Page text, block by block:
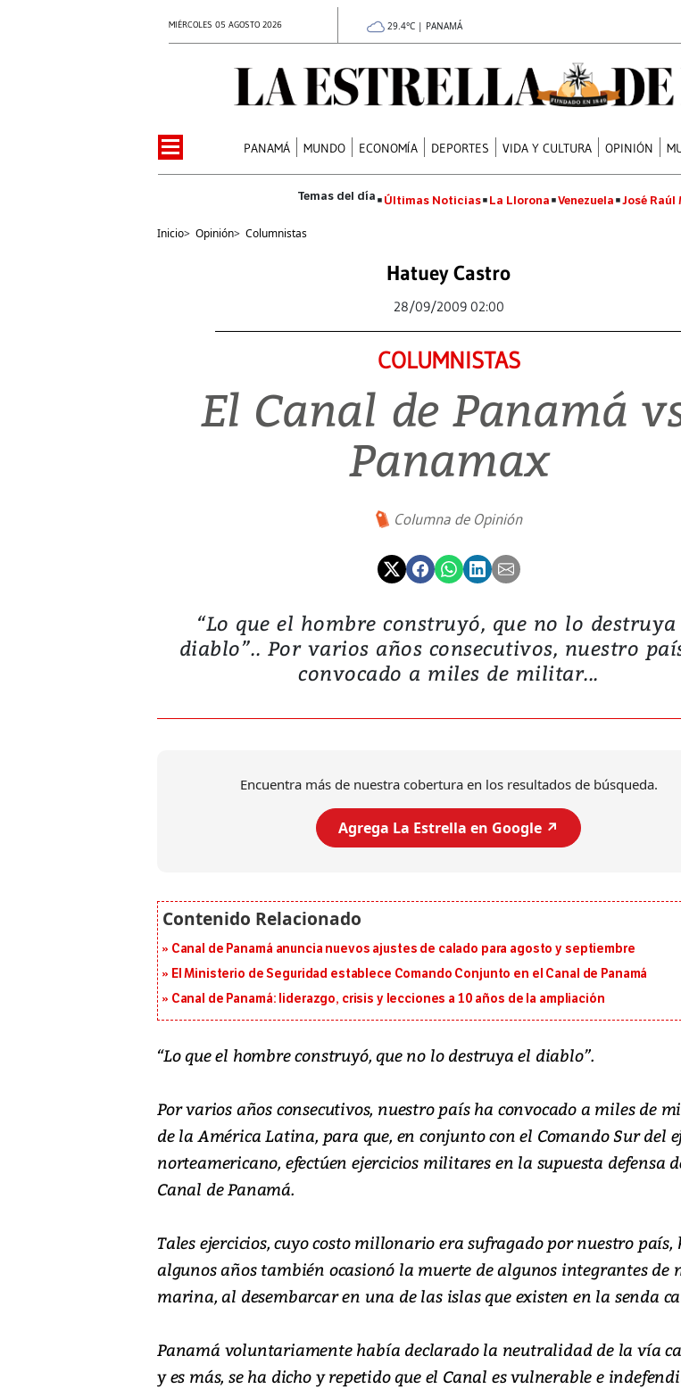
MIÉRCOLES 05 AGOSTO 2026 29.4°C | PANAMÁ
PANAMÁ MUNDO ECONOMÍA DEPORTES VIDA Y CULTURA OPINIÓN
Últimas Noticias La Llorona Venezuela José Raúl
Inicio> Opinión> Columnistas
Hatuey Castro
28/09/2009 02:00
COLUMNISTAS
El Canal de Panamá
Panamax
Columna de Opinión
“Lo que el hombre construyó, que no lo destruya
diablo”.. Por varios años consecutivos, nuestro
convocado a miles de militar...
Encuentra más de nuestra cobertura en los resultados de búsqueda.
Agrega La Estrella en Google ↗️
Canal de Panamá anuncia nuevos ajustes de calado para agosto y septiembre
El Ministerio de Seguridad establece Comando Conjunto en el Canal de Panamá
Canal de Panamá: liderazgo, crisis y lecciones a 10 años de la ampliación
“Lo que el hombre construyó, que no lo destruya el diablo”.
Por varios años consecutivos, nuestro país ha convocado a miles de
de la América Latina, para que, en conjunto con el Comando Sur del
norteamericano, efectúen ejercicios militares en la supuesta defensa
Canal de Panamá.
Tales ejercicios, cuyo costo millonario era sufragado por nuestro país,
algunos años también ocasionó la muerte de algunos integrantes de
marina, al desembarcar en una de las islas que existen en la senda
Panamá voluntariamente había declarado la neutralidad de la vía
y es más, se ha dicho y repetido que el Canal es vulnerable e